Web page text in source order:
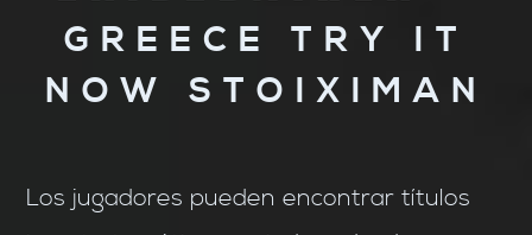
GREECE TRY IT
NOW STOIXIMAN
Los jugadores pueden encontrar títulos